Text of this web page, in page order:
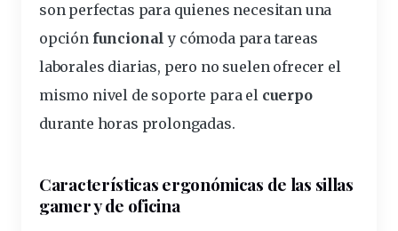
son perfectas para quienes necesitan una
opción funcional y cómoda para tareas
laborales diarias, pero no suelen ofrecer el
mismo nivel de soporte para el cuerpo
durante horas prolongadas.
Características ergonómicas de las sillas
gamer y de oficina